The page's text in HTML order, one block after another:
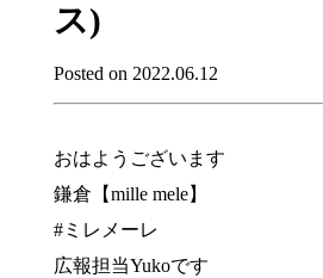
ス)
Posted on 2022.06.12
おはようございます
鎌倉【mille mele】
#ミレメーレ
広報担当Yukoです